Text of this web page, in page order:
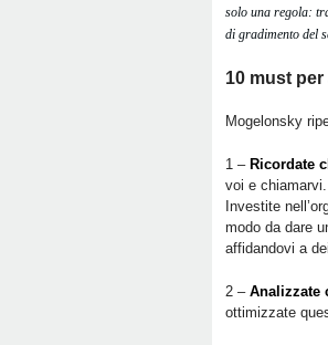
solo una regola:
di gradimento del
10 must
Mogelonsky
1 – Ricordate
voi e
Investite
modo da dare
affidandovi a
2 – Analizzate
ottimizzate